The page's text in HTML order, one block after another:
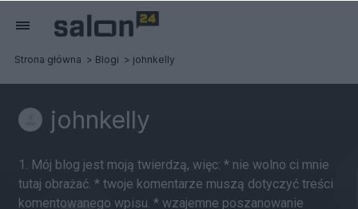
Strona główna Blogi johnkelly
johnkelly
1. Mój blog jest moją twierdzą, więc: * nie wolno ci mnie
tutaj obrażać. * twoje komentarze muszą dotyczyć treści
komentowanego wpisu. * wzajemne poszanowanie